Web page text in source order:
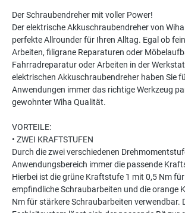
Der Schraubendreher mit voller Power!
Der elektrische Akkuschraubendreher von
perfekte Allrounder für Ihren Alltag. Egal ob
Arbeiten, filigrane Reparaturen oder
Fahrradreparatur oder Arbeiten in der
elektrischen Akkuschraubendreher haben Sie
Anwendungen immer das richtige Werkzeug
gewohnter Wiha Qualität.
VORTEILE:
• ZWEI KRAFTSTUFEN
Durch die zwei verschiedenen
Anwendungsbereich immer die passende
Hierbei ist die grüne Kraftstufe 1 mit 0,5 Nm
empfindliche Schraubarbeiten und die orange
Nm für stärkere Schraubarbeiten verwendbar.